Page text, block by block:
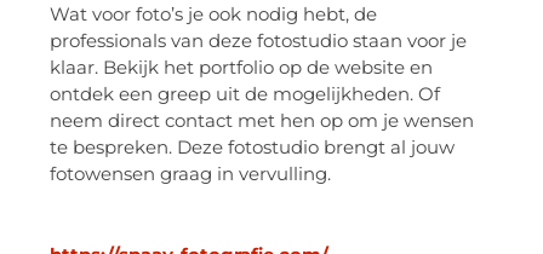
Wat voor foto’s je ook nodig hebt, de
professionals van deze fotostudio staan voor je
klaar. Bekijk het portfolio op de website en
ontdek een greep uit de mogelijkheden. Of
neem direct contact met hen op om je wensen
te bespreken. Deze fotostudio brengt al jouw
fotowensen graag in vervulling.